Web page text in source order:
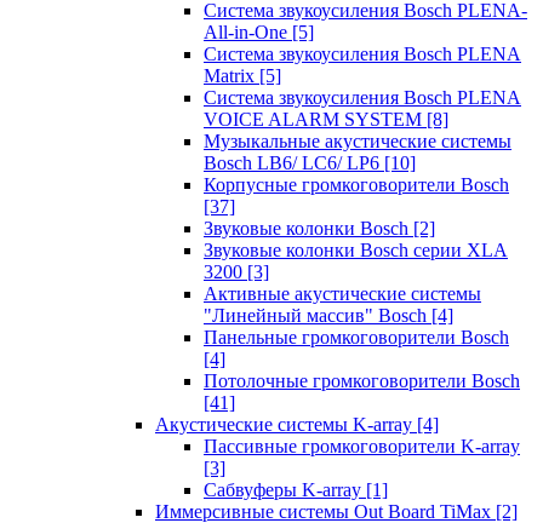
Система звукоусиления Bosch PLENA-
All-in-One [5]
Система звукоусиления Bosch PLENA
Matrix [5]
Система звукоусиления Bosch PLENA
VOICE ALARM SYSTEM [8]
Музыкальные акустические системы
Bosch LB6/ LC6/ LP6 [10]
Корпусные громкоговорители Bosch
[37]
Звуковые колонки Bosch [2]
Звуковые колонки Bosch серии XLA
3200 [3]
Активные акустические системы
"Линейный массив" Bosch [4]
Панельные громкоговорители Bosch
[4]
Потолочные громкоговорители Bosch
[41]
Акустические системы K-array [4]
Пассивные громкоговорители K-array
[3]
Сабвуферы K-array [1]
Иммерсивные системы Out Board TiMax [2]